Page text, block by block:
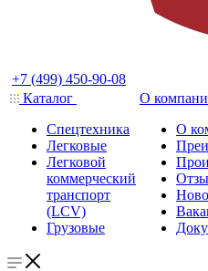
+7 (499) 450-90-08
Каталог
Спецтехника
Легковые
Легковой
коммерческий
транспорт
(LCV)
Грузовые
О
О